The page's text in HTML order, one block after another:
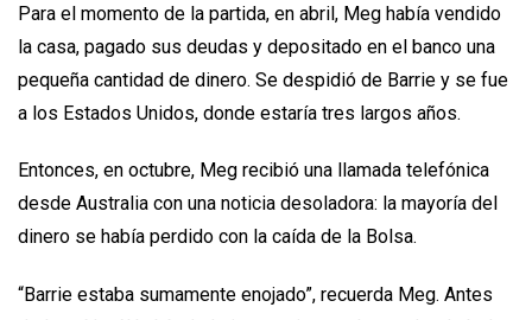
Para el momento de la partida, en abril, Meg había vendido
la casa, pagado sus deudas y depositado en el banco una
pequeña cantidad de dinero. Se despidió de Barrie y se fue
a los Estados Unidos, donde estaría tres largos años.
Entonces, en octubre, Meg recibió una llamada telefónica
desde Australia con una noticia desoladora: la mayoría del
dinero se había perdido con la caída de la Bolsa.
“Barrie estaba sumamente enojado”, recuerda Meg. Antes